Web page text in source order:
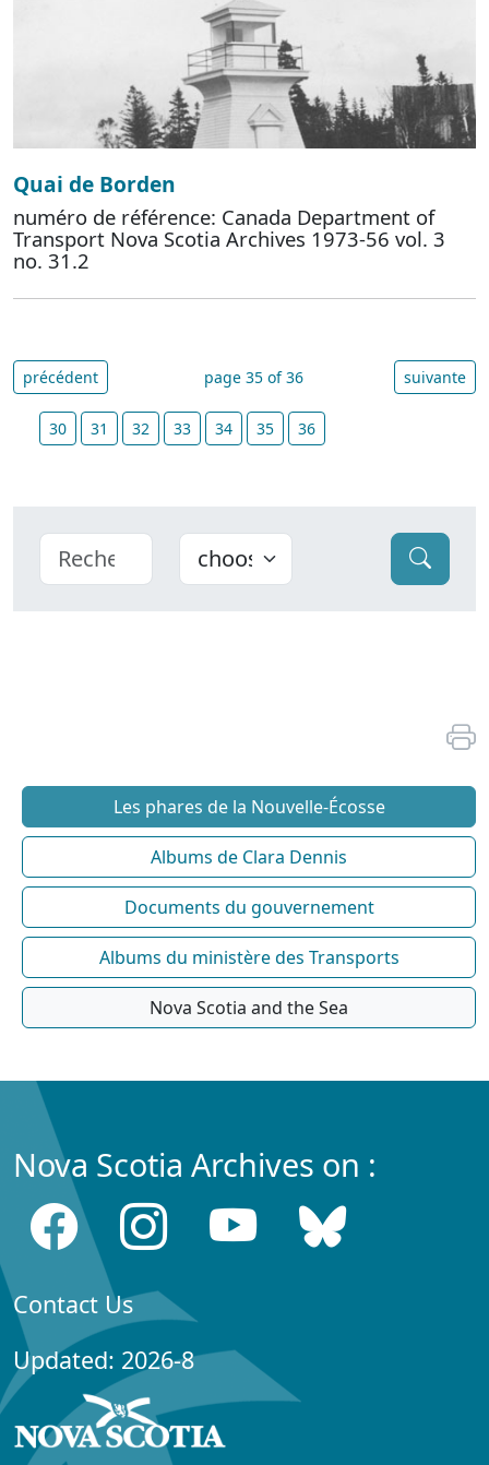
Quai de Borden
numéro de référence: Canada Department of
Transport Nova Scotia Archives 1973-56 vol. 3
no. 31.2
précédent page 35 of 36 suivante
30 31 32 33 34 35 36
Les phares de la Nouvelle-Écosse
Albums de Clara Dennis
Documents du gouvernement
Albums du ministère des Transports
Nova Scotia and the Sea
Nova Scotia Archives on :
Contact Us
Updated: 2026-8